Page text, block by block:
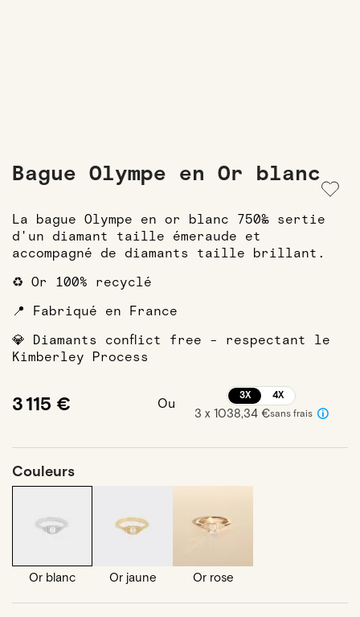
Bague Olympe en Or blanc
La bague Olympe en or blanc 750‰ sertie
d'un diamant taille émeraude et
accompagné de diamants taille brillant.
♻️ Or 100% recyclé
📍 Fabriqué en France
💎 Diamants conflict free - respectant le
Kimberley Process
3 115 € Ou
3X 4X
3 x 1038,34 €sans frais
Couleurs
Or blanc Or jaune Or rose